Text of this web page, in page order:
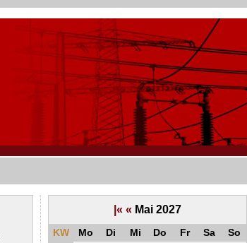
|« « Mai 2027
KW Mo Di Mi Do Fr Sa
So